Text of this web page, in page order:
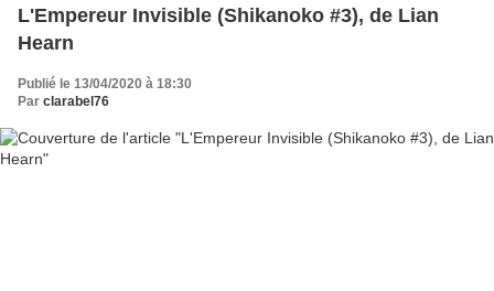
L'Empereur Invisible (Shikanoko #3), de Lian
Hearn
Publié le 13/04/2020 à 18:30
Par clarabel76